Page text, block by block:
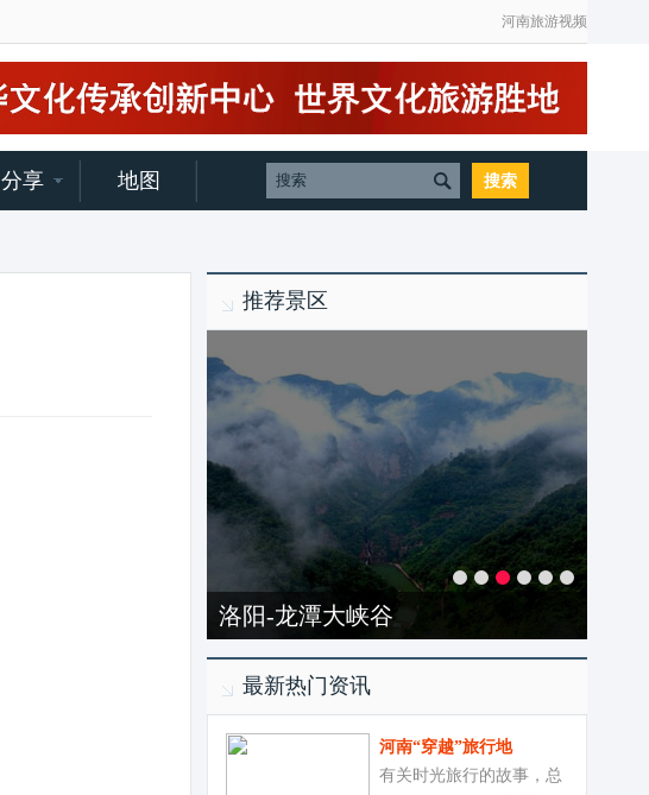
河南旅游视频
分享 地图
推荐景区
洛阳-龙潭大峡谷
最新热门资讯
河南“穿越”旅行地
有关时光旅行的故事，总